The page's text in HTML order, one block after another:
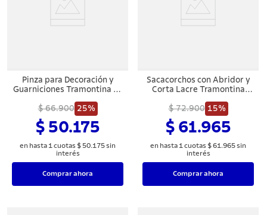
Pinza para Decoración y
Guarniciones Tramontina en
$ 66.900 25%
$ 50.175
en hasta 1 cuotas $ 50.175sin
interés
Comprar ahora
Sacacorchos con Abridor y
Corta Lacre Tramontina
Inoxidable
$ 72.900 15%
$ 61.965
en hasta 1 cuotas $61 .965sin
interés
Comprar ahora
acero inoxidable
9.
cuchillo
olla